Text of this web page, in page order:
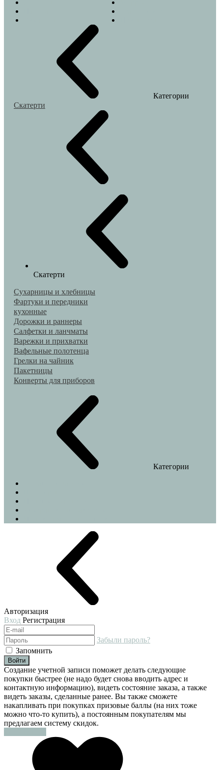
Категории
Скатерти
Скатерти
Сухарницы и хлебницы
Фартуки и передники
кухонные
Дорожки и раннеры
Салфетки и ланчматы
Варежки и прихватки
Вафельные полотенца
Грелки на чайник
Пакетницы
Конверты для приборов
Категории
Авторизация
Вход Регистрация
Забыли пароль?
Запомнить
Войти
Создание учетной записи поможет делать следующие
покупки быстрее (не надо будет снова вводить адрес и
контактную информацию), видеть состояние заказа, а также
видеть заказы, сделанные ранее. Вы также сможете
накапливать при покупках призовые баллы (на них тоже
можно что-то купить), а постоянным покупателям мы
предлагаем систему скидок.